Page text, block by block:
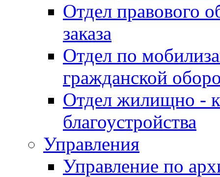
Отдел правового
заказа
Отдел по
гражданской
Отдел жилищно -
благоустройства
Управления
Управление по